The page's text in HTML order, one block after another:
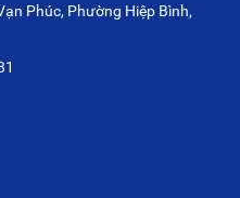
Phúc, Phường Hiệp Bình,